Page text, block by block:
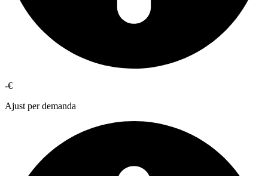
-€
Ajust per demanda